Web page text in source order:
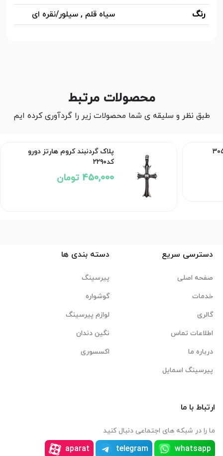
رنگ
سیاه قلم , سیلور/نقره ای
محصولات مرتبط
طبق نظر و سلیقه ی شما محصولات زیر را گردآوری کرده ایم
پلاک گردنبند کروم هارتز دورو
کد۲۲۹۰
450,000 تومان
دسترسی سریع
صفحه اصلی
خدمات
گالری
اطلاعات تماس
درباره ما
پیرسینگ اسمایل
دسته بندی ها
پیرسینگ
گوشواره
لوازم پیرسینگ
نگین دندان
اکسسوری
ارتباط با ما
ما را در شبکه های اجتماعی دنبال کنید
whatsapp
telegram
aparat